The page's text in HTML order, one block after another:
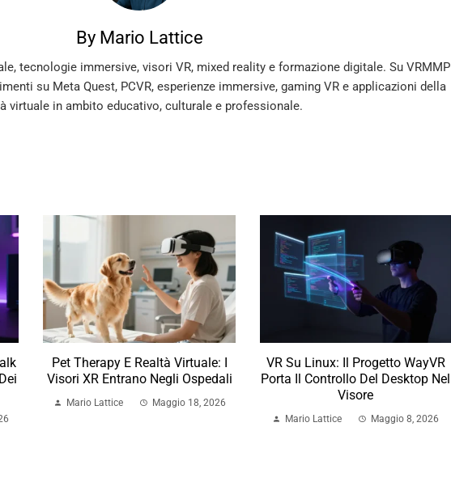
By Mario Lattice
tecnologie immersive, visori VR, mixed reality e formazione digitale. Su VRMMP
su Meta Quest, PCVR, esperienze immersive, gaming VR e applicazioni della
virtuale in ambito educativo, culturale e professionale.
Pet Therapy E Realtà Virtuale: I
Visori XR Entrano Negli Ospedali
Mario Lattice Maggio 18, 2026
VR Su Linux: Il Progetto WayVR
Porta Il Controllo Del Desktop Nel
Visore
Mario Lattice Maggio 8, 2026